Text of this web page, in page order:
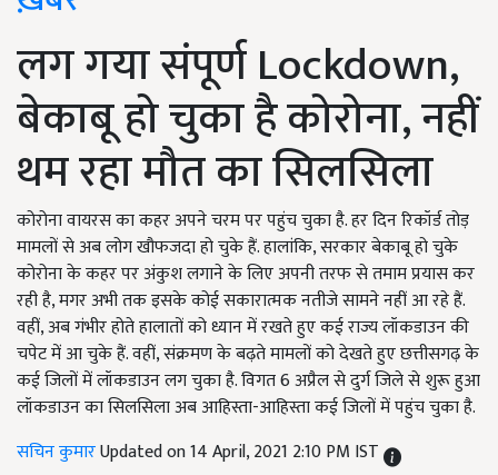
लग गया संपूर्ण Lockdown,
बेकाबू हो चुका है कोरोना, नहीं
थम रहा मौत का सिलसिला
कोरोना वायरस का कहर अपने चरम पर पहुंच चुका है. हर दिन रिकॉर्ड तोड़
मामलों से अब लोग खौफजदा हो चुके हैं. हालांकि, सरकार बेकाबू हो चुके
कोरोना के कहर पर अंकुश लगाने के लिए अपनी तरफ से तमाम प्रयास कर
रही है, मगर अभी तक इसके कोई सकारात्मक नतीजे सामने नहीं आ रहे हैं.
वहीं, अब गंभीर होते हालातों को ध्यान में रखते हुए कई राज्य लॉकडाउन की
चपेट में आ चुके हैं. वहीं, संक्रमण के बढ़ते मामलों को देखते हुए छत्तीसगढ़ के
कई जिलों में लॉकडाउन लग चुका है. विगत 6 अप्रैल से दुर्ग जिले से शुरू हुआ
लॉकडाउन का सिलसिला अब आहिस्ता-आहिस्ता कई जिलों में पहुंच चुका है.
सचिन कुमारUpdated on 14 April, 2021 2:10 PM IST